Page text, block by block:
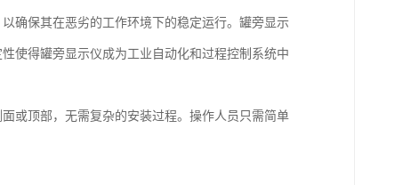
确保其在恶劣的工作环境下的稳定运行。罐旁显示
使得罐旁显示仪成为工业自动化和过程控制系统中
或顶部，无需复杂的安装过程。操作人员只需简单